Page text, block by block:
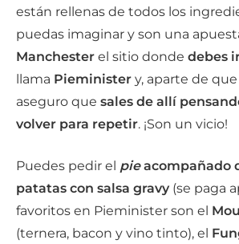
están rellenas de todos los
puedas imaginar y son una
Manchester el sitio donde debes
llama Pieminister y, aparte de
aseguro que sales de allí
volver para repetir. ¡Son un vicio!
Puedes pedir el pieacompañado
patatas con salsa gravy (se paga
favoritos en Pieminister son el
(ternera, bacon y vino tinto), el